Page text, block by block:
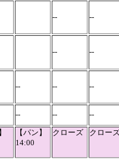
--
--
-- --
-- -- --
-- -- --
【パン】
14:00
クローズ クロー